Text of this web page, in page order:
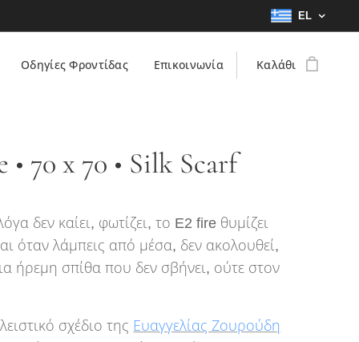
EL
Οδηγίες Φροντίδας Επικοινωνία Καλάθι
• 70 x 70 • Silk Scarf
δεν καίει, φωτίζει, το E2 fire θυμίζει
όταν λάμπεις από μέσα, δεν ακολουθεί,
ήρεμη σπίθα που δεν σβήνει, ούτε στον
σχέδιο της Ευαγγελίας Ζουρούδη